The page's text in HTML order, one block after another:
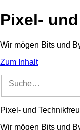
Pixel-
Wir mögen Bits und
Zum Inhalt
Pixel- und
Wir mögen Bits und